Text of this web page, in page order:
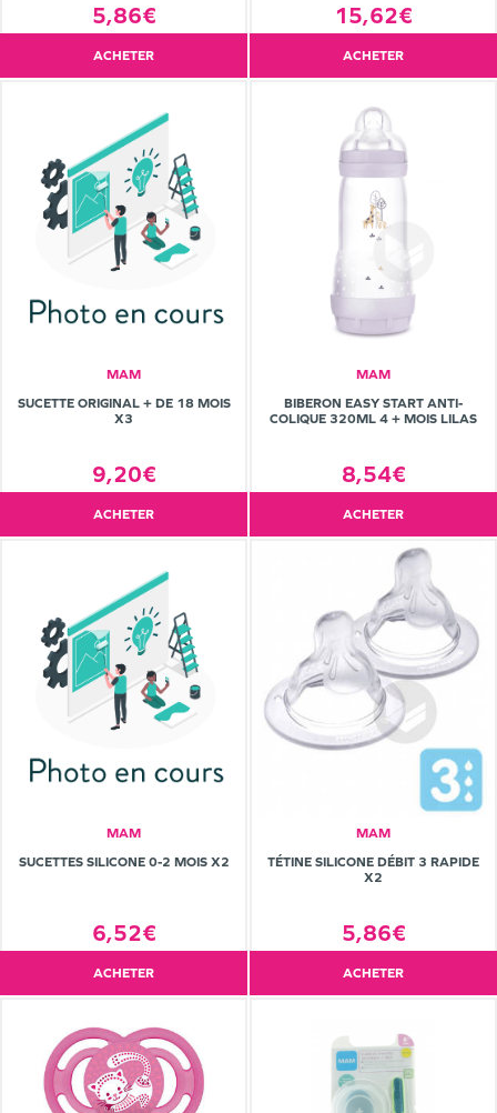
5,86€
ACHETER
15,62€
ACHETER
MAM
SUCETTE ORIGINAL + DE 18 MOIS
X3
9,20€
ACHETER
MAM
BIBERON EASY START ANTI-
COLIQUE 320ML 4 + MOIS LILAS
8,54€
ACHETER
MAM
SUCETTES SILICONE 0-2 MOIS X2
6,52€
ACHETER
MAM
TÉTINE SILICONE DÉBIT 3 RAPIDE
X2
5,86€
ACHETER